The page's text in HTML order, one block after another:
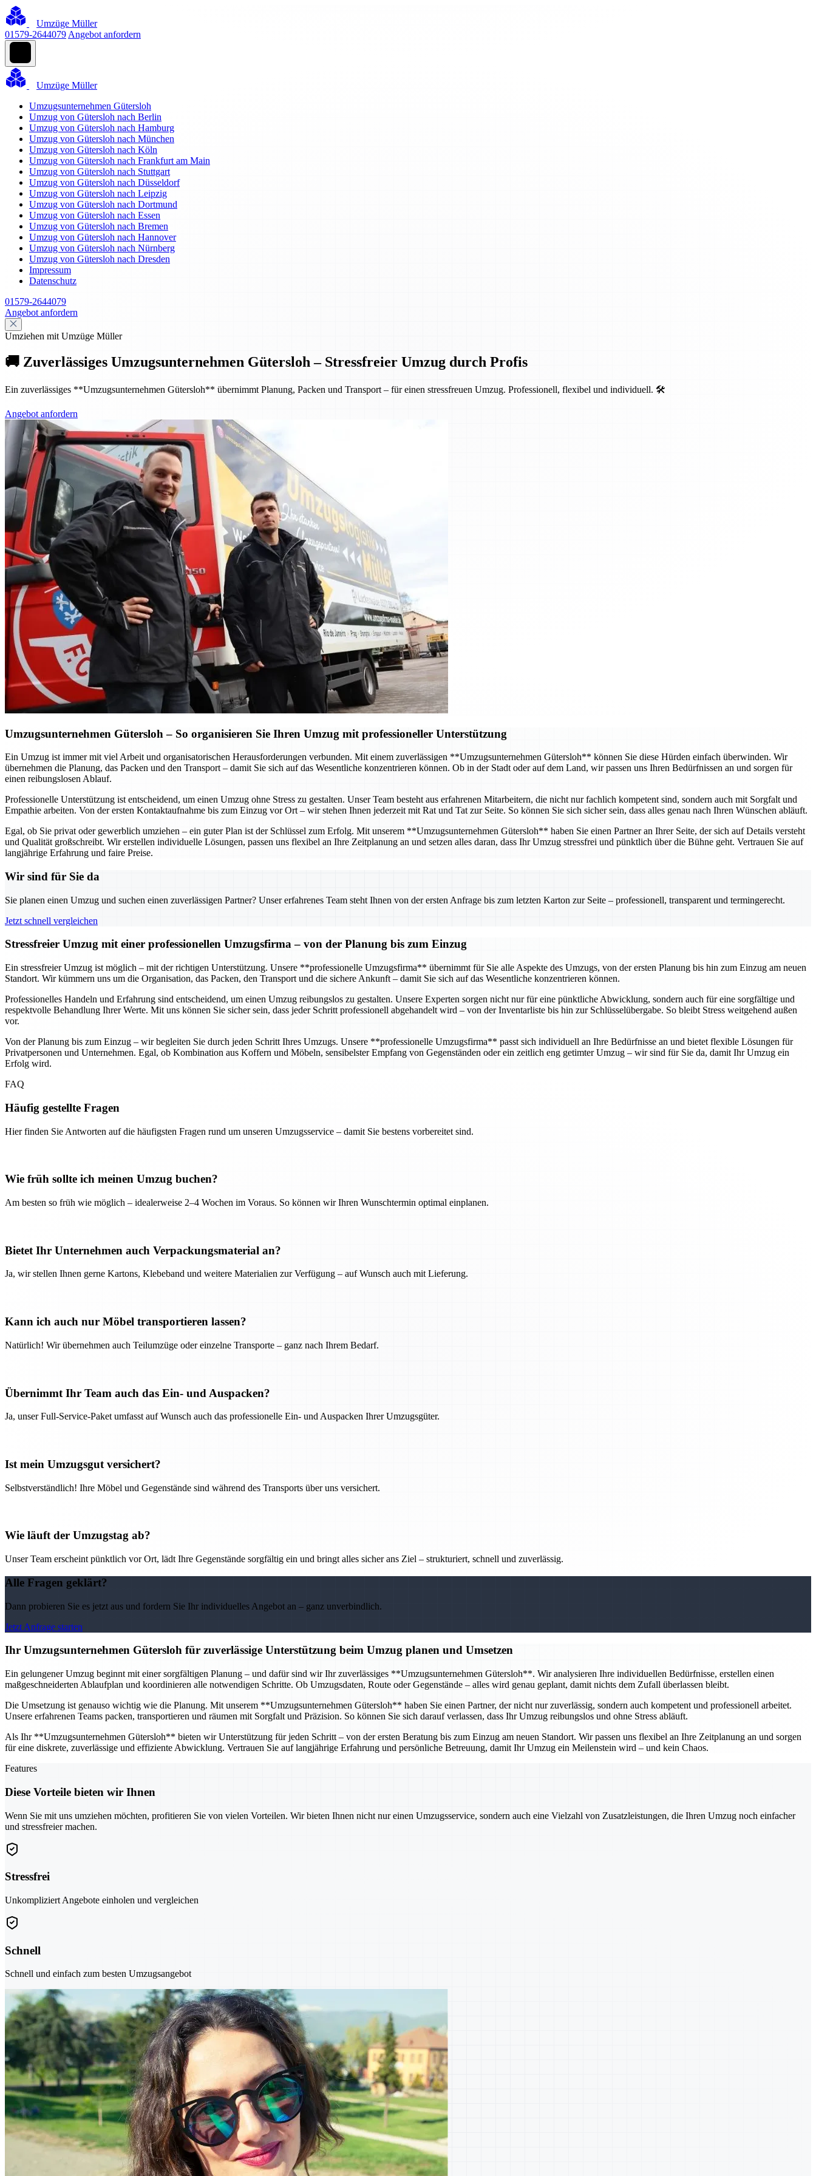
Umzüge Müller
01579-2644079 Angebot anfordern
Umzüge Müller
Umzugsunternehmen Gütersloh
Umzug von Gütersloh nach Berlin
Umzug von Gütersloh nach Hamburg
Umzug von Gütersloh nach München
Umzug von Gütersloh nach Köln
Umzug von Gütersloh nach Frankfurt am Main
Umzug von Gütersloh nach Stuttgart
Umzug von Gütersloh nach Düsseldorf
Umzug von Gütersloh nach Leipzig
Umzug von Gütersloh nach Dortmund
Umzug von Gütersloh nach Essen
Umzug von Gütersloh nach Bremen
Umzug von Gütersloh nach Hannover
Umzug von Gütersloh nach Nürnberg
Umzug von Gütersloh nach Dresden
Impressum
Datenschutz
01579-2644079
Angebot anfordern
Umziehen mit Umzüge Müller
🚚 Zuverlässiges Umzugsunternehmen Gütersloh – Stressfreier Umzug durch Profis
Ein zuverlässiges **Umzugsunternehmen Gütersloh** übernimmt Planung, Packen und Transport – für einen stressfreuen Umzug. Professionell, flexibel und individuell. 🛠️
Angebot anfordern
Umzugsunternehmen Gütersloh – So organisieren Sie Ihren Umzug mit professioneller Unterstützung
Ein Umzug ist immer mit viel Arbeit und organisatorischen Herausforderungen verbunden. Mit einem zuverlässigen **Umzugsunternehmen Gütersloh** können Sie diese Hürden einfach überwinden. Wir
übernehmen die Planung, das Packen und den Transport – damit Sie sich auf das Wesentliche konzentrieren können. Ob in der Stadt oder auf dem Land, wir passen uns Ihren Bedürfnissen an und sorgen für
einen reibungslosen Ablauf.
Professionelle Unterstützung ist entscheidend, um einen Umzug ohne Stress zu gestalten. Unser Team besteht aus erfahrenen Mitarbeitern, die nicht nur fachlich kompetent sind, sondern auch mit Sorgfalt und
Empathie arbeiten. Von der ersten Kontaktaufnahme bis zum Einzug vor Ort – wir stehen Ihnen jederzeit mit Rat und Tat zur Seite. So können Sie sich sicher sein, dass alles genau nach Ihren Wünschen abläuft.
Egal, ob Sie privat oder gewerblich umziehen – ein guter Plan ist der Schlüssel zum Erfolg. Mit unserem **Umzugsunternehmen Gütersloh** haben Sie einen Partner an Ihrer Seite, der sich auf Details versteht
und Qualität großschreibt. Wir erstellen individuelle Lösungen, passen uns flexibel an Ihre Zeitplanung an und setzen alles daran, dass Ihr Umzug stressfrei und pünktlich über die Bühne geht. Vertrauen Sie auf
langjährige Erfahrung und faire Preise.
Wir sind für Sie da
Sie planen einen Umzug und suchen einen zuverlässigen Partner? Unser erfahrenes Team steht Ihnen von der ersten Anfrage bis zum letzten Karton zur Seite – professionell, transparent und termingerecht.
Jetzt schnell vergleichen
Stressfreier Umzug mit einer professionellen Umzugsfirma – von der Planung bis zum Einzug
Ein stressfreier Umzug ist möglich – mit der richtigen Unterstützung. Unsere **professionelle Umzugsfirma** übernimmt für Sie alle Aspekte des Umzugs, von der ersten Planung bis hin zum Einzug am neuen
Standort. Wir kümmern uns um die Organisation, das Packen, den Transport und die sichere Ankunft – damit Sie sich auf das Wesentliche konzentrieren können.
Professionelles Handeln und Erfahrung sind entscheidend, um einen Umzug reibungslos zu gestalten. Unsere Experten sorgen nicht nur für eine pünktliche Abwicklung, sondern auch für eine sorgfältige und
respektvolle Behandlung Ihrer Werte. Mit uns können Sie sicher sein, dass jeder Schritt professionell abgehandelt wird – von der Inventarliste bis hin zur Schlüsselübergabe. So bleibt Stress weitgehend außen
vor.
Von der Planung bis zum Einzug – wir begleiten Sie durch jeden Schritt Ihres Umzugs. Unsere **professionelle Umzugsfirma** passt sich individuell an Ihre Bedürfnisse an und bietet flexible Lösungen für
Privatpersonen und Unternehmen. Egal, ob Kombination aus Koffern und Möbeln, sensibelster Empfang von Gegenständen oder ein zeitlich eng getimter Umzug – wir sind für Sie da, damit Ihr Umzug ein
Erfolg wird.
FAQ
Häufig gestellte Fragen
Hier finden Sie Antworten auf die häufigsten Fragen rund um unseren Umzugsservice – damit Sie bestens vorbereitet sind.
Wie früh sollte ich meinen Umzug buchen?
Am besten so früh wie möglich – idealerweise 2–4 Wochen im Voraus. So können wir Ihren Wunschtermin optimal einplanen.
Bietet Ihr Unternehmen auch Verpackungsmaterial an?
Ja, wir stellen Ihnen gerne Kartons, Klebeband und weitere Materialien zur Verfügung – auf Wunsch auch mit Lieferung.
Kann ich auch nur Möbel transportieren lassen?
Natürlich! Wir übernehmen auch Teilumzüge oder einzelne Transporte – ganz nach Ihrem Bedarf.
Übernimmt Ihr Team auch das Ein- und Auspacken?
Ja, unser Full-Service-Paket umfasst auf Wunsch auch das professionelle Ein- und Auspacken Ihrer Umzugsgüter.
Ist mein Umzugsgut versichert?
Selbstverständlich! Ihre Möbel und Gegenstände sind während des Transports über uns versichert.
Wie läuft der Umzugstag ab?
Unser Team erscheint pünktlich vor Ort, lädt Ihre Gegenstände sorgfältig ein und bringt alles sicher ans Ziel – strukturiert, schnell und zuverlässig.
Alle Fragen geklärt?
Dann probieren Sie es jetzt aus und fordern Sie Ihr individuelles Angebot an – ganz unverbindlich.
Jetzt Anfrage starten
Ihr Umzugsunternehmen Gütersloh für zuverlässige Unterstützung beim Umzug planen und Umsetzen
Ein gelungener Umzug beginnt mit einer sorgfältigen Planung – und dafür sind wir Ihr zuverlässiges **Umzugsunternehmen Gütersloh**. Wir analysieren Ihre individuellen Bedürfnisse, erstellen einen
maßgeschneiderten Ablaufplan und koordinieren alle notwendigen Schritte. Ob Umzugsdaten, Route oder Gegenstände – alles wird genau geplant, damit nichts dem Zufall überlassen bleibt.
Die Umsetzung ist genauso wichtig wie die Planung. Mit unserem **Umzugsunternehmen Gütersloh** haben Sie einen Partner, der nicht nur zuverlässig, sondern auch kompetent und professionell arbeitet.
Unsere erfahrenen Teams packen, transportieren und räumen mit Sorgfalt und Präzision. So können Sie sich darauf verlassen, dass Ihr Umzug reibungslos und ohne Stress abläuft.
Als Ihr **Umzugsunternehmen Gütersloh** bieten wir Unterstützung für jeden Schritt – von der ersten Beratung bis zum Einzug am neuen Standort. Wir passen uns flexibel an Ihre Zeitplanung an und sorgen
für eine diskrete, zuverlässige und effiziente Abwicklung. Vertrauen Sie auf langjährige Erfahrung und persönliche Betreuung, damit Ihr Umzug ein Meilenstein wird – und kein Chaos.
Features
Diese Vorteile bieten wir Ihnen
Wenn Sie mit uns umziehen möchten, profitieren Sie von vielen Vorteilen. Wir bieten Ihnen nicht nur einen Umzugsservice, sondern auch eine Vielzahl von Zusatzleistungen, die Ihren Umzug noch einfacher
und stressfreier machen.
Stressfrei
Unkompliziert Angebote einholen und vergleichen
Schnell
Schnell und einfach zum besten Umzugsangebot